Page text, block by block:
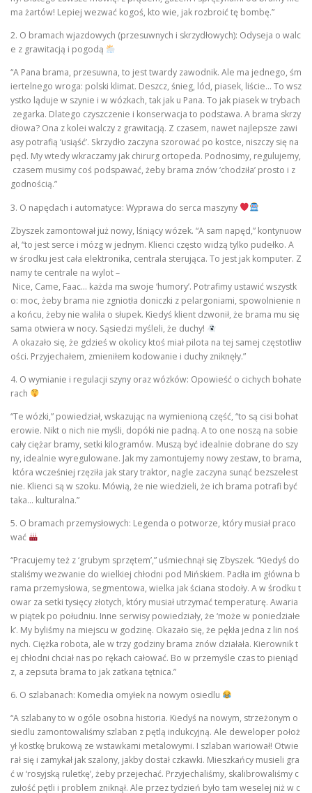
ma żartów! Lepiej wezwać kogoś, kto wie, jak rozbroić tę bombę.”
2. O bramach wjazdowych (przesuwnych i skrzydłowych): Odyseja o walc
e z grawitacją i pogodą
“A Pana brama, przesuwna, to jest twardy zawodnik. Ale ma jednego, śm
iertelnego wroga: polski klimat. Deszcz, śnieg, lód, piasek, liście… To wsz
ystko ląduje w szynie i w wózkach, tak jak u Pana. To jak piasek w trybach
zegarka. Dlatego czyszczenie i konserwacja to podstawa. A brama skrzy
dłowa? Ona z kolei walczy z grawitacją. Z czasem, nawet najlepsze zawi
asy potrafią ‘usiąść’. Skrzydło zaczyna szorować po kostce, niszczy się na
pęd. My wtedy wkraczamy jak chirurg ortopeda. Podnosimy, regulujemy,
czasem musimy coś podspawać, żeby brama znów ‘chodziła’ prosto i z
godnością.”
3. O napędach i automatyce: Wyprawa do serca maszyny
Zbyszek zamontował już nowy, lśniący wózek. “A sam napęd,” kontynuow
ał, “to jest serce i mózg w jednym. Klienci często widzą tylko pudełko. A
w środku jest cała elektronika, centrala sterująca. To jest jak komputer. Z
namy te centrale na wylot –
Nice, Came, Faac… każda ma swoje ‘humory’. Potrafimy ustawić wszystk
o: moc, żeby brama nie zgniotła doniczki z pelargoniami, spowolnienie n
a końcu, żeby nie waliła o słupek. Kiedyś klient dzwonił, że brama mu się
sama otwiera w nocy. Sąsiedzi myśleli, że duchy!
A okazało się, że gdzieś w okolicy ktoś miał pilota na tej samej częstotliw
ości. Przyjechałem, zmieniłem kodowanie i duchy zniknęły.”
4. O wymianie i regulacji szyny oraz wózków: Opowieść o cichych bohate
rach
“Te wózki,” powiedział, wskazując na wymienioną część, “to są cisi bohat
erowie. Nikt o nich nie myśli, dopóki nie padną. A to one noszą na sobie
cały ciężar bramy, setki kilogramów. Muszą być idealnie dobrane do szy
ny, idealnie wyregulowane. Jak my zamontujemy nowy zestaw, to brama,
która wcześniej rzęziła jak stary traktor, nagle zaczyna sunąć bezszelest
nie. Klienci są w szoku. Mówią, że nie wiedzieli, że ich brama potrafi być
taka… kulturalna.”
5. O bramach przemysłowych: Legenda o potworze, który musiał praco
wać
“Pracujemy też z ‘grubym sprzętem’,” uśmiechnął się Zbyszek. “Kiedyś do
staliśmy wezwanie do wielkiej chłodni pod Mińskiem. Padła im główna b
rama przemysłowa, segmentowa, wielka jak ściana stodoły. A w środku t
owar za setki tysięcy złotych, który musiał utrzymać temperaturę. Awaria
w piątek po południu. Inne serwisy powiedziały, że ‘może w poniedziałe
k’. My byliśmy na miejscu w godzinę. Okazało się, że pękła jedna z lin noś
nych. Ciężka robota, ale w trzy godziny brama znów działała. Kierownik t
ej chłodni chciał nas po rękach całować. Bo w przemyśle czas to pieniąd
z, a zepsuta brama to jak zatkana tętnica.”
6. O szlabanach: Komedia omyłek na nowym osiedlu
“A szlabany to w ogóle osobna historia. Kiedyś na nowym, strzeżonym o
siedlu zamontowaliśmy szlaban z pętlą indukcyjną. Ale deweloper położ
ył kostkę brukową ze wstawkami metalowymi. I szlaban wariował! Otwie
rał się i zamykał jak szalony, jakby dostał czkawki. Mieszkańcy musieli gra
ć w ‘rosyjską ruletkę’, żeby przejechać. Przyjechaliśmy, skalibrowaliśmy c
zułość pętli i problem zniknął. Ale przez tydzień było tam weselej niż w c